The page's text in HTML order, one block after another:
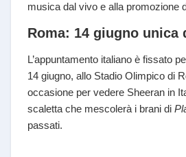
musica dal vivo e alla promozione
Roma: 14 giugno unica
L’appuntamento italiano è fissato
14 giugno, allo Stadio Olimpico di
occasione per vedere Sheeran in
scaletta che mescolerà i brani di
passati.